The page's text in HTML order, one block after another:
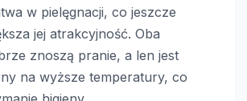
w pielęgnacji, co jeszcze
jej atrakcyjność. Oba
znoszą pranie, a len jest
na wyższe temperatury, co